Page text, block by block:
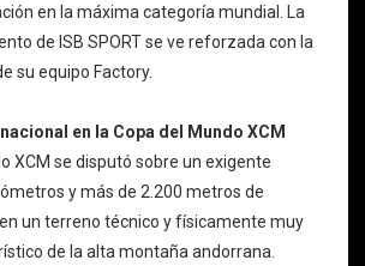
en la máxima categoría mundial. La
de ISB SPORT se ve reforzada con la
su equipo Factory.
en la Copa del Mundo XCM
XCM se disputó sobre un exigente
y más de 2.200 metros de
un terreno técnico y físicamente muy
de la alta montaña andorrana.